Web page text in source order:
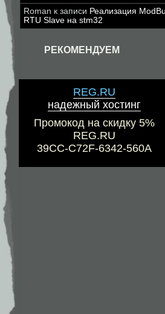
Roman к записи Реализация
RTU Slave на stm32
РЕКОМЕНДУЕМ
REG.RU
надежный хостинг
Промокод на скидку 5%
REG.RU
39CC-C72F-6342-560A